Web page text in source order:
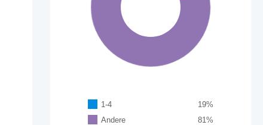
1-4 %
19
Andere
%
81